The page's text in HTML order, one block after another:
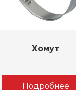
Хомут
Подробнее